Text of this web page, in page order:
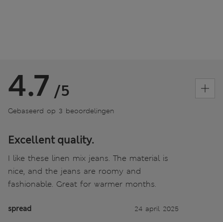
4.7 /5
Gebaseerd op 3 beoordelingen
Excellent quality.
I like these linen mix jeans. The material is
nice, and the jeans are roomy and
fashionable. Great for warmer months.
spread 24 april 2025